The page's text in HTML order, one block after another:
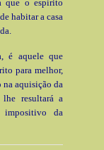
que o espírito
habitar a casa
é aquele que
para melhor,
aquisição da
resultará a
impositivo da